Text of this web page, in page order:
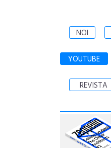
NOI
YOUTUBE
REVISTA